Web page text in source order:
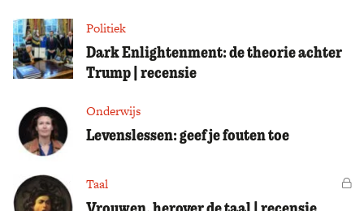
Politiek
Dark Enlightenment: de theorie achter
Trump | recensie
Onderwijs
Levenslessen: geef je fouten toe
Taal